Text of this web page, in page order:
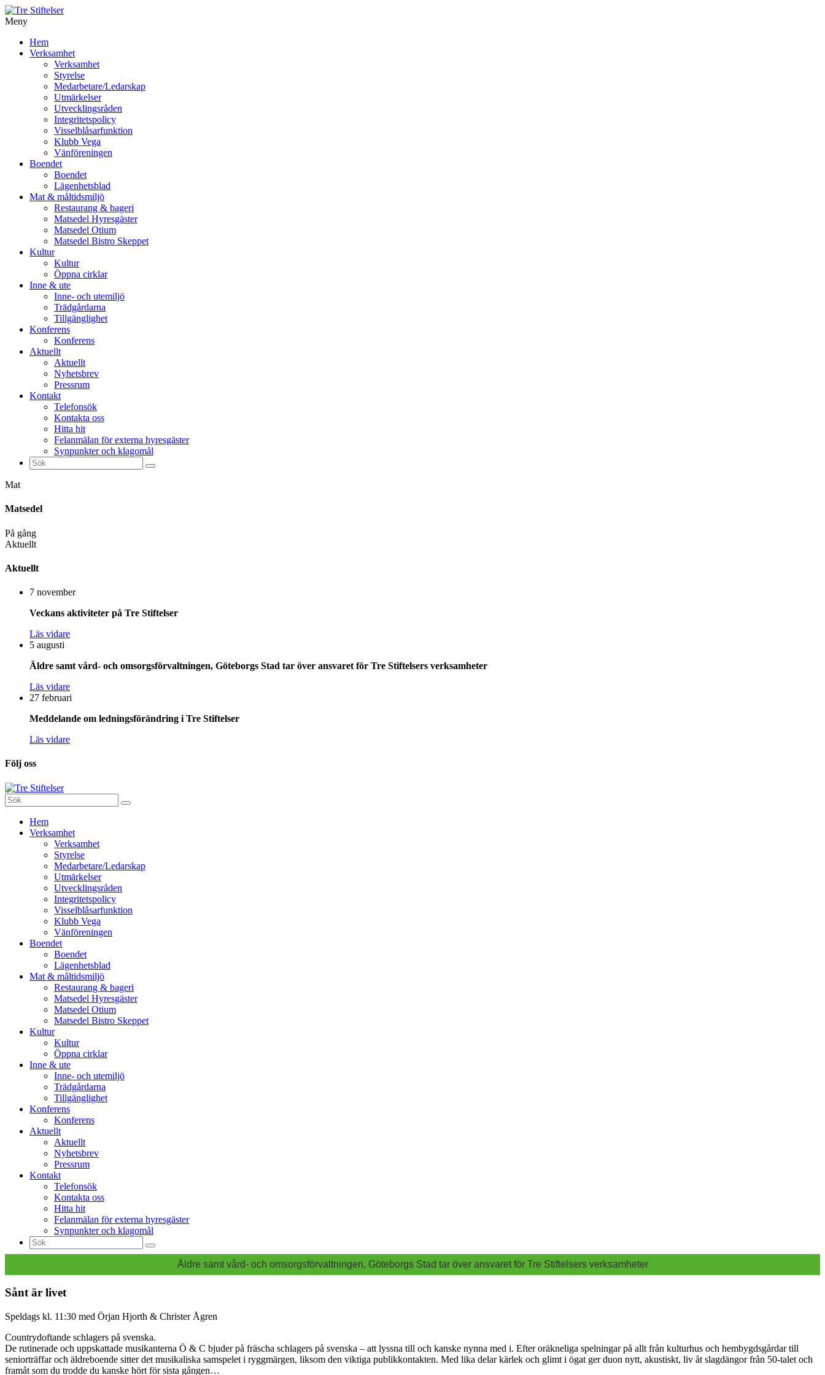
Meny
vidare
Hem
Verksamhet
Verksamhet
Styrelse
Medarbetare/Ledarskap
Utmärkelser
Utvecklingsråden
Integritetspolicy
Visselblåsarfunktion
Klubb Vega
Vänföreningen
Boendet
Boendet
Lägenhetsblad
Mat & måltidsmiljö
Restaurang & bageri
Matsedel Hyresgäster
Matsedel Otium
Matsedel Bistro Skeppet
Kultur
Kultur
Öppna cirklar
Inne & ute
Inne- och utemiljö
Trädgårdarna
Tillgänglighet
Konferens
Konferens
Aktuellt
Aktuellt
Nyhetsbrev
Pressrum
Kontakt
Telefonsök
Kontakta oss
Hitta hit
Felanmälan för externa hyresgäster
Synpunkter och klagomål
Sök
efter:
Mat
Matsedel
På gång
Aktuellt
Aktuellt
7 november
Veckans aktiviteter på Tre Stiftelser
Läs vidare
5 augusti
Äldre samt vård- och omsorgsförvaltningen, Göteborgs Stad tar över ansvaret för Tre Stiftelsers verksamheter
Läs vidare
27 februari
Meddelande om ledningsförändring i Tre Stiftelser
Läs vidare
Följ oss
Sök
efter:
vidare
Hem
Verksamhet
Verksamhet
Styrelse
Medarbetare/Ledarskap
Utmärkelser
Utvecklingsråden
Integritetspolicy
Visselblåsarfunktion
Klubb Vega
Vänföreningen
Boendet
Boendet
Lägenhetsblad
Mat & måltidsmiljö
Restaurang & bageri
Matsedel Hyresgäster
Matsedel Otium
Matsedel Bistro Skeppet
Kultur
Kultur
Öppna cirklar
Inne & ute
Inne- och utemiljö
Trädgårdarna
Tillgänglighet
Konferens
Konferens
Aktuellt
Aktuellt
Nyhetsbrev
Pressrum
Kontakt
Telefonsök
Kontakta oss
Hitta hit
Felanmälan för externa hyresgäster
Synpunkter och klagomål
Sök
efter:
Äldre samt vård- och omsorgsförvaltningen, Göteborgs Stad tar över ansvaret för Tre Stiftelsers verksamheter
Sånt är livet
Speldags kl. 11:30 med Örjan Hjorth & Christer Ågren
Countrydoftande schlagers på svenska.
De rutinerade och uppskattade musikanterna Ö & C bjuder på fräscha schlagers på svenska – att lyssna till och kanske nynna med i. Efter oräkneliga spelningar på allt från kulturhus och hembygdsgårdar till
seniorträffar och äldreboende sitter det musikaliska samspelet i ryggmärgen, liksom den viktiga publikkontakten. Med lika delar kärlek och glimt i ögat ger duon nytt, akustiskt, liv åt slagdängor från 50-talet och
framåt som du trodde du kanske hört för sista gången…